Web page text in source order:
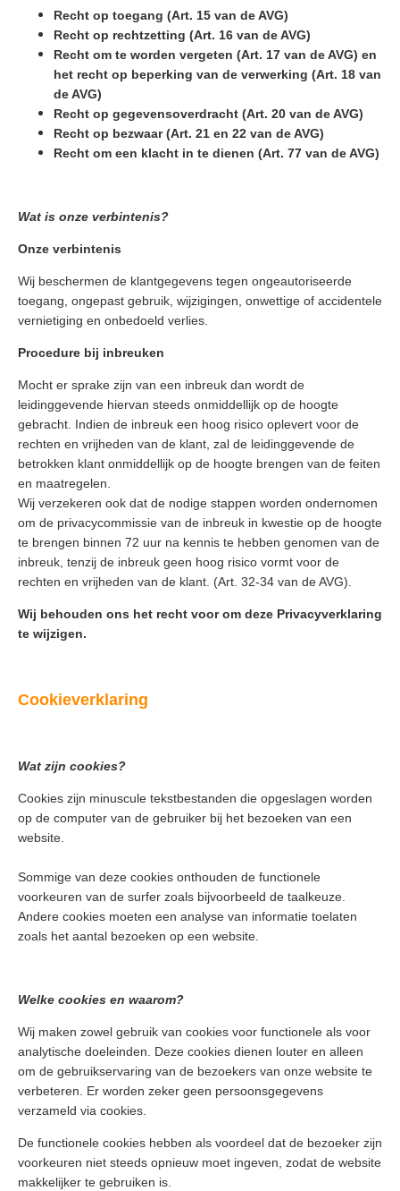
Recht op toegang (Art. 15 van de AVG)
Recht op rechtzetting (Art. 16 van de AVG)
Recht om te worden vergeten (Art. 17 van de AVG) en
het recht op beperking van de verwerking (Art. 18 van
de AVG)
Recht op gegevensoverdracht (Art. 20 van de AVG)
Recht op bezwaar (Art. 21 en 22 van de AVG)
Recht om een klacht in te dienen (Art. 77 van de AVG)
Wat is onze verbintenis?
Onze verbintenis
Wij beschermen de klantgegevens tegen ongeautoriseerde
toegang, ongepast gebruik, wijzigingen, onwettige of accidentele
vernietiging en onbedoeld verlies.
Procedure bij inbreuken
Mocht er sprake zijn van een inbreuk dan wordt de
leidinggevende hiervan steeds onmiddellijk op de hoogte
gebracht. Indien de inbreuk een hoog risico oplevert voor de
rechten en vrijheden van de klant, zal de leidinggevende de
betrokken klant onmiddellijk op de hoogte brengen van de feiten
en maatregelen.
Wij verzekeren ook dat de nodige stappen worden ondernomen
om de privacycommissie van de inbreuk in kwestie op de hoogte
te brengen binnen 72 uur na kennis te hebben genomen van de
inbreuk, tenzij de inbreuk geen hoog risico vormt voor de
rechten en vrijheden van de klant. (Art. 32-34 van de AVG).
Wij behouden ons het recht voor om deze Privacyverklaring
te wijzigen.
Cookieverklaring
Wat zijn cookies?
Cookies zijn minuscule tekstbestanden die opgeslagen worden
op de computer van de gebruiker bij het bezoeken van een
website.
Sommige van deze cookies onthouden de functionele
voorkeuren van de surfer zoals bijvoorbeeld de taalkeuze.
Andere cookies moeten een analyse van informatie toelaten
zoals het aantal bezoeken op een website.
Welke cookies en waarom?
Wij maken zowel gebruik van cookies voor functionele als voor
analytische doeleinden. Deze cookies dienen louter en alleen
om de gebruikservaring van de bezoekers van onze website te
verbeteren. Er worden zeker geen persoonsgegevens
verzameld via cookies.
De functionele cookies hebben als voordeel dat de bezoeker zijn
voorkeuren niet steeds opnieuw moet ingeven, zodat de website
makkelijker te gebruiken is.